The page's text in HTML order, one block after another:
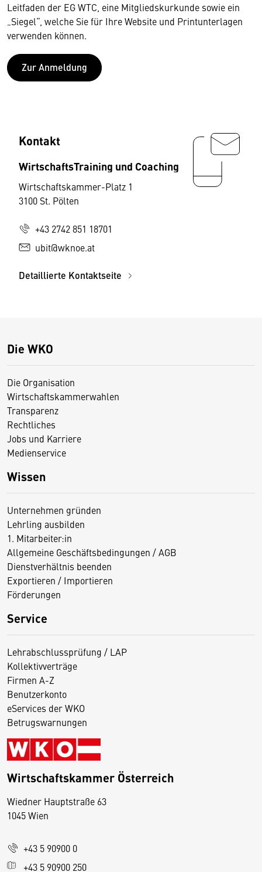
Leitfaden der EG WTC, eine Mitgliedskurkunde sowie ein
„Siegel“, welche Sie für Ihre Website und Printunterlagen
verwenden können.
Zur Anmeldung
Kontakt
WirtschaftsTraining und Coaching
Wirtschaftskammer-Platz 1
3100 St. Pölten
+43 2742 851 18701
ubit@wknoe.at
Detaillierte Kontaktseite
Die WKO
Die Organisation
Wirtschaftskammerwahlen
Transparenz
Rechtliches
Jobs und Karriere
Medienservice
Wissen
Unternehmen gründen
Lehrling ausbilden
1. Mitarbeiter:in
Allgemeine Geschäftsbedingungen / AGB
Dienstverhältnis beenden
Exportieren / Importieren
Förderungen
Service
Lehrabschlussprüfung / LAP
Kollektivverträge
Firmen A-Z
Benutzerkonto
eServices der WKO
Betrugswarnungen
Wirtschaftskammer Österreich
Wiedner Hauptstraße 63
1045 Wien
+43 5 90900 0
+43 5 90900 250
D
s
e